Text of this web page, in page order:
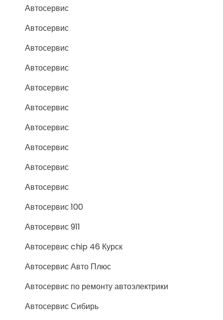
Автосервис
Автосервис
Автосервис
Автосервис
Автосервис
Автосервис
Автосервис
Автосервис
Автосервис
Автосервис
Автосервис 100
Автосервис 911
Автосервис chip 46 Курск
Автосервис Авто Плюс
Автосервис по ремонту автоэлектрики
Автосервис Сибирь